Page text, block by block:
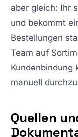
aber gleich: Ihr
und bekommt
Bestellungen
Team auf
Kundenbindung
manuell
Quellen